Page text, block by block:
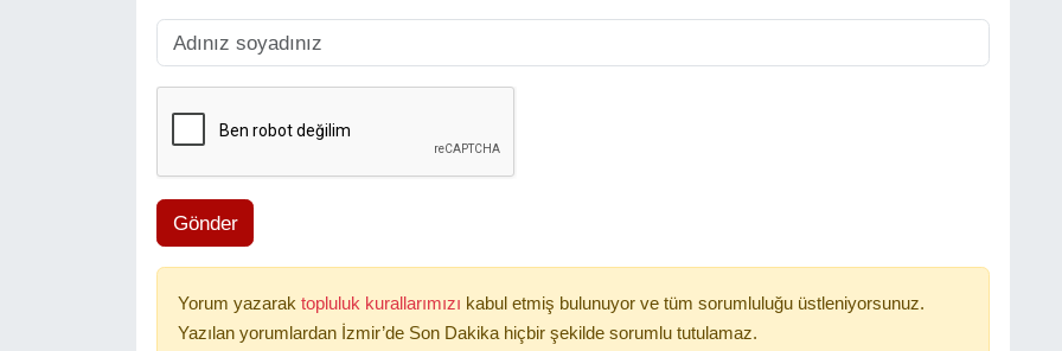
Gönder
Yorum yazarak topluluk kurallarımızı kabul etmiş bulunuyor ve tüm sorumluluğu üstleniyorsunuz.
Yazılan yorumlardan İzmir’de Son Dakika hiçbir şekilde sorumlu tutulamaz.